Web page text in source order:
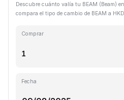
Descubre cuánto valía tu BEAM (Beam)
compara el tipo de cambio de BEAM a
Comprar
Fecha